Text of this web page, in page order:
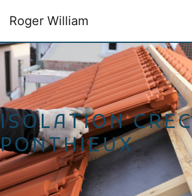
Roger William
ISOLATION
PONTHIEUX